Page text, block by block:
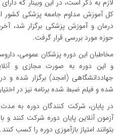
لازم به ذکر است، در این وبینار که دارای
کل آموزش مداوم جامعه پزشکی کشور
درمان و آموزش پزشکی برگزار شد،
حوزه مورد بررسی قرار گرفت.
مخاطبان این دوره پزشکان عمومی،
و این دوره به صورت مجازی و
جهاددانشگاهی (امجد) برگزار شده و در
شده و فیلم ضبط شده برنامه نیز در
بتوانند امتیاز بازآموزی دوره را کسب کنند.